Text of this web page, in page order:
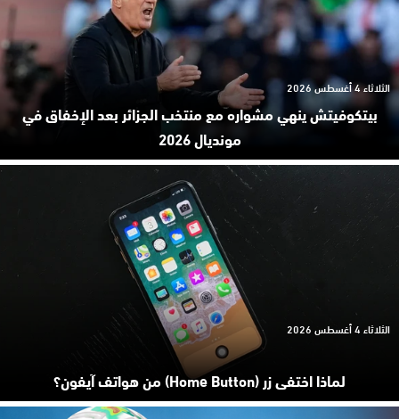
بيتكوفيتش ينهي مشواره مع منتخب الجزائر بعد الإخفاق في
مونديال 2026
الثلاثاء 4 أغسطس 2026
لماذا اختفى زر (Home Button) من هواتف آيفون؟
الثلاثاء 4 أغسطس 2026